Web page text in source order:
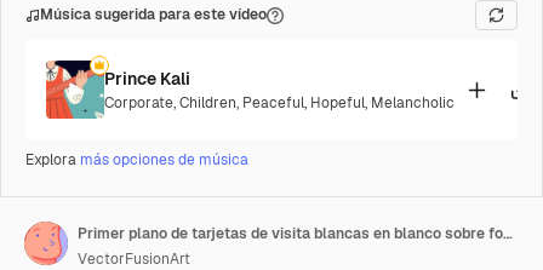
Música sugerida para este vídeo
Prince Kali
Corporate,Children, Peaceful, Hopeful, Melancholic
Explora más opciones de música
Primer plano de tarjetas de visita blancas en blanco sobre fondo negro, espacio para texto, cámara lenta
VectorFusionArt